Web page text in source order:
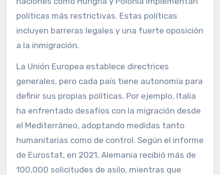
políticas más restrictivas. Estas políticas
incluyen barreras legales y una fuerte oposición
a la inmigración.
La Unión Europea establece directrices
generales, pero cada país tiene autonomía para
definir sus propias políticas. Por ejemplo, Italia
ha enfrentado desafíos con la migración desde
el Mediterráneo, adoptando medidas tanto
humanitarias como de control. Según el informe
de Eurostat, en 2021, Alemania recibió más de
100,000 solicitudes de asilo, mientras que